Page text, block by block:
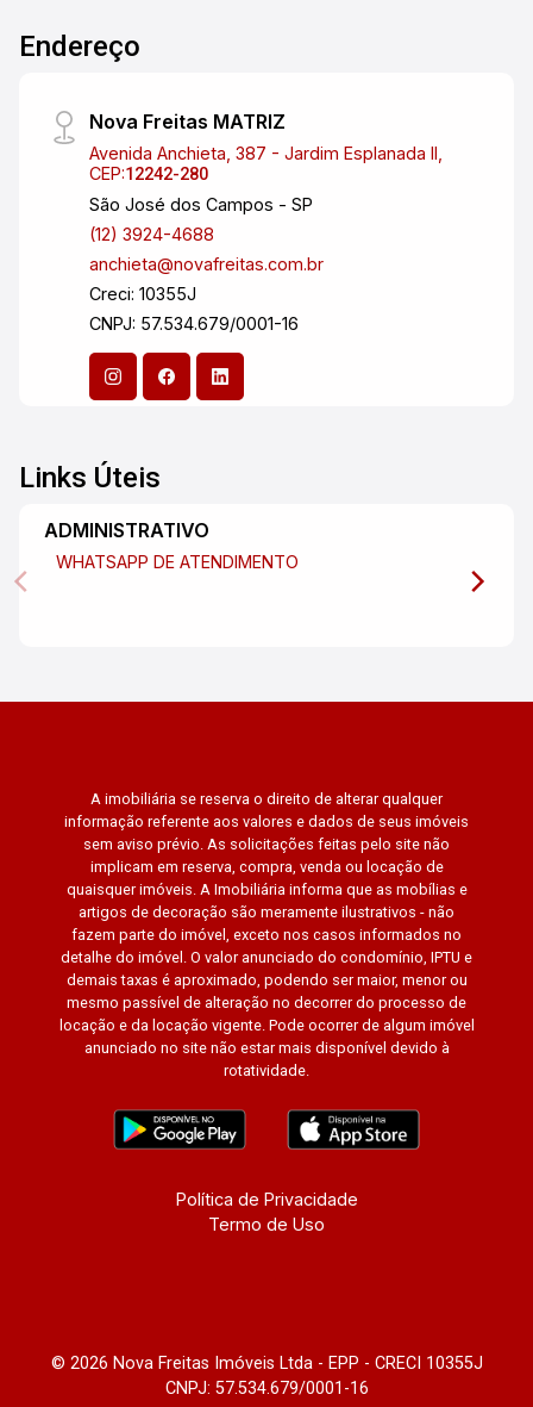
Endereço
Nova Freitas MATRIZ
Avenida Anchieta, 387 - Jardim Esplanada II,
CEP:12242-280
São José dos Campos - SP
(12) 3924-4688
anchieta@novafreitas.com.br
Creci: 10355J
CNPJ: 57.534.679/0001-16
Links Úteis
ADMINISTRATIVO
WHATSAPP DE ATENDIMENTO
A imobiliária se reserva o direito de alterar qualquer
informação referente aos valores e dados de seus imóveis
sem aviso prévio. As solicitações feitas pelo site não
implicam em reserva, compra, venda ou locação de
quaisquer imóveis. A Imobiliária informa que as mobílias e
artigos de decoração são meramente ilustrativos - não
fazem parte do imóvel, exceto nos casos informados no
detalhe do imóvel. O valor anunciado do condomínio, IPTU e
demais taxas é aproximado, podendo ser maior, menor ou
mesmo passível de alteração no decorrer do processo de
locação e da locação vigente. Pode ocorrer de algum imóvel
anunciado no site não estar mais disponível devido à
rotatividade.
Política de Privacidade
Termo de Uso
© 2026 Nova Freitas Imóveis Ltda - EPP - CRECI 10355J
CNPJ: 57.534.679/0001-16